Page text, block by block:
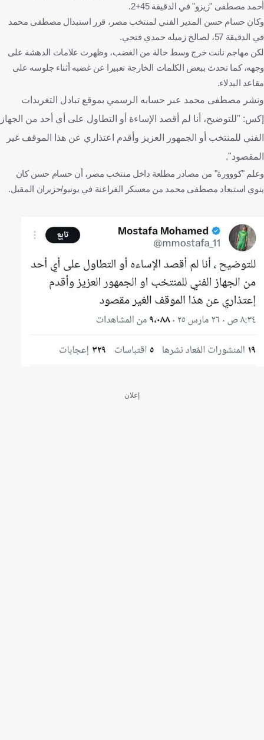
أحمد مصطفى "زيزو" في الدقيقة 45+2.
وكان حسام حسن المدير الفني لمنتخب مصر، قرر استبدال مصطفى محمد
في الدقيقة 57، لصالح زميله حمدي فتحي.
لكن مهاجم نانت خرج وسط حالة من الغضب، وظهرت علامات الدهشة على
وجهه، كما تحدث ببعض الكلمات الخارجة تعبيرا عن غضبه أثناء جلوسه على
مقاعد البدلاء.
ونشر مصطفى محمد عبر حسابه الرسمي بموقع تبادل التغريدات
إكس: "للتوضيح، أنا لم أقصد الإساءة أو التطاول على أي أحد من الجهاز
الفني للمنتخب أو الجمهور العزيز وأقدم اعتذاري عن هذا الموقف غير
المقصود".
وعلم "كووورة" من مصادر مطلعة داخل منتخب مصر، أن حسام حسن كان
ينوي استبعاد مصطفى محمد من معسكر الفراعنة في يونيو/حزيران المقبل.
إعلان